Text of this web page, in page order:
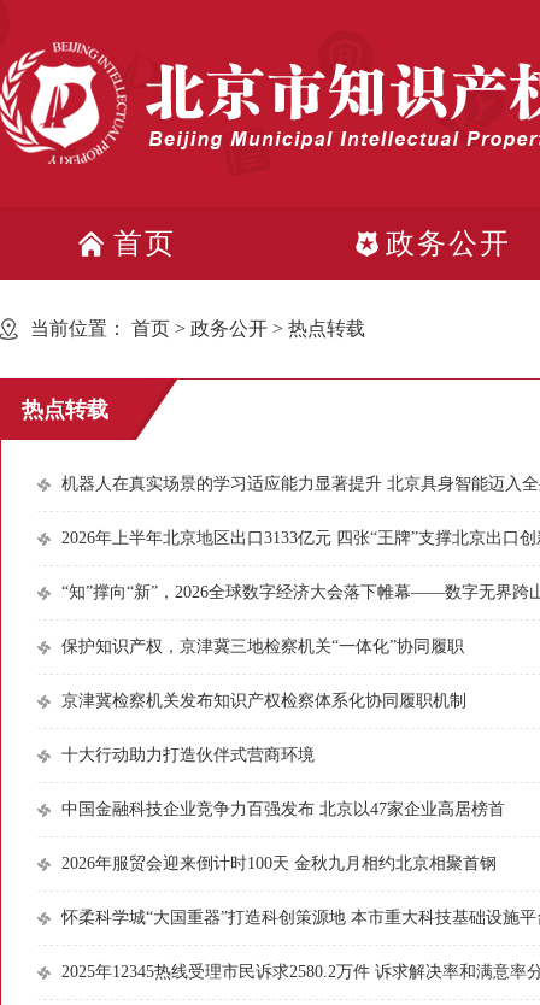
首页 政务公开
当前位置： 首页 > 政务公开 > 热点转载
热点转载
机器人在真实场景的学习适应能力显著提升 北京具身智能迈入
2026年上半年北京地区出口3133亿元 四张“王牌”支撑北京出口
“知”撑向“新”，2026全球数字经济大会落下帷幕——数字无界跨
保护知识产权，京津冀三地检察机关“一体化”协同履职
京津冀检察机关发布知识产权检察体系化协同履职机制
十大行动助力打造伙伴式营商环境
中国金融科技企业竞争力百强发布 北京以47家企业高居榜首
2026年服贸会迎来倒计时100天 金秋九月相约北京相聚首钢
怀柔科学城“大国重器”打造科创策源地 本市重大科技基础设施
2025年12345热线受理市民诉求2580.2万件 诉求解决率和满意率